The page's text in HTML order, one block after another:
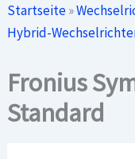
Startseite»
Hybrid-
Fronius
Standard